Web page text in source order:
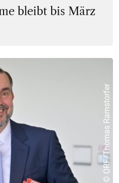
bleibt bis März
© ORF/Thomas Ramstorfer